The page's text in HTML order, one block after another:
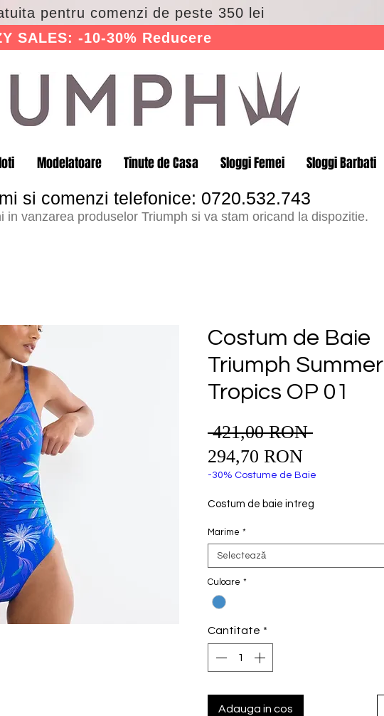
pentru comenzi de peste 350 lei
SALES: -10-30% Reducere
Modelatoare Tinute de Casa Sloggi Femei Sloggi Barbati
si comenzi telefonice: 0720.532.743
in vanzarea produselor Triumph si va stam oricand la dispozitie.
Costum de Baie
Triumph Summer
Tropics OP 01
421,00 RON Preț
294,70 RONPreț
redus
-30% Costume de Baie
Costum de baie intreg
Marime *
Selectează
Culoare *
Cantitate *
Adauga in cos